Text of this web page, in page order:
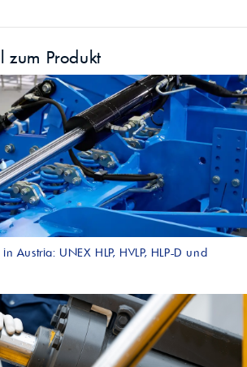
zum Produkt
Austria: UNEX HLP, HVLP, HLP-D und